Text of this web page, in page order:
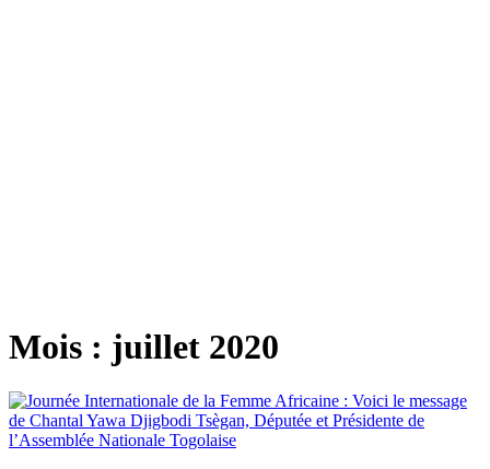
Mois : juillet 2020